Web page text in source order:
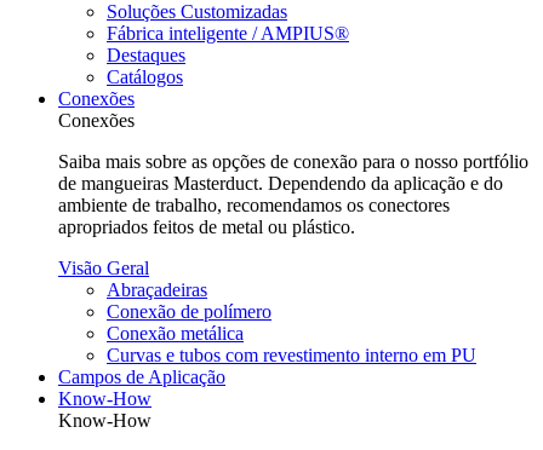
Soluções Customizadas
Fábrica inteligente / AMPIUS®
Destaques
Catálogos
Conexões
Conexões
Saiba mais sobre as opções de conexão para o nosso portfólio
de mangueiras Masterduct. Dependendo da aplicação e do
ambiente de trabalho, recomendamos os conectores
apropriados feitos de metal ou plástico.
Visão Geral
Abraçadeiras
Conexão de polímero
Conexão metálica
Curvas e tubos com revestimento interno em PU
Campos de Aplicação
Know-How
Know-How